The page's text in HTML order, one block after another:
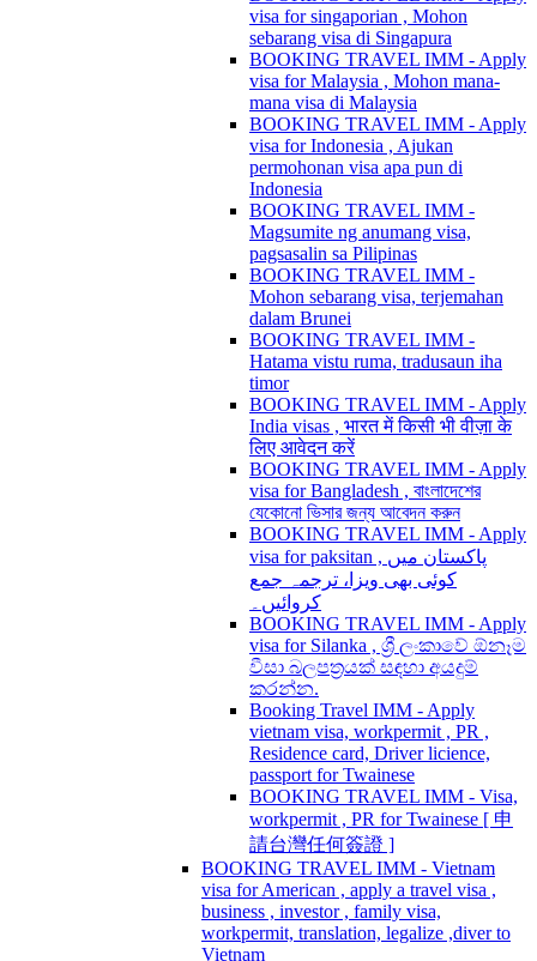
visa for singaporian , Mohon
sebarang visa di Singapura
BOOKING TRAVEL IMM - Apply
visa for Malaysia , Mohon mana-
mana visa di Malaysia
BOOKING TRAVEL IMM - Apply
visa for Indonesia , Ajukan
permohonan visa apa pun di
Indonesia
BOOKING TRAVEL IMM -
Magsumite ng anumang visa,
pagsasalin sa Pilipinas
BOOKING TRAVEL IMM -
Mohon sebarang visa, terjemahan
dalam Brunei
BOOKING TRAVEL IMM -
Hatama vistu ruma, tradusaun iha
timor
BOOKING TRAVEL IMM - Apply
India visas , भारत में किसी भी वीज़ा के
लिए आवेदन करें
BOOKING TRAVEL IMM - Apply
visa for Bangladesh , বাংলাদেশের
যেকোনো ভিসার জন্য আবেদন করুন
BOOKING TRAVEL IMM - Apply
visa for paksitan , پاکستان میں
کوئی بھی ویزا، ترجمہ جمع
کروائیں۔
BOOKING TRAVEL IMM - Apply
visa for Silanka , ශ්‍රී ලංකාවේ ඕනෑම
වීසා බලපත්‍රයක් සඳහා අයදුම්
කරන්න.
Booking Travel IMM - Apply
vietnam visa, workpermit , PR ,
Residence card, Driver licience,
passport for Twainese
BOOKING TRAVEL IMM - Visa,
workpermit , PR for Twainese [ 申
請台灣任何簽證 ]
BOOKING TRAVEL IMM - Vietnam
visa for American , apply a travel visa ,
business , investor , family visa,
workpermit, translation, legalize ,diver to
Vietnam